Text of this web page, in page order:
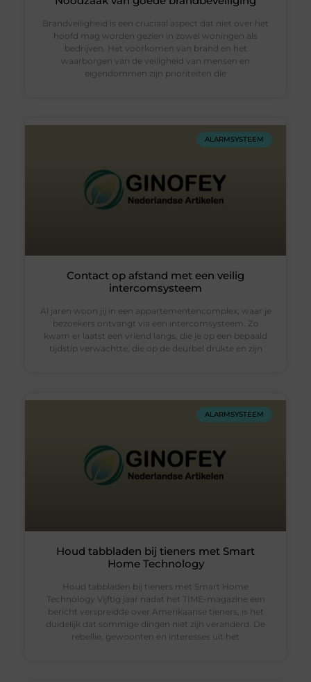
Brandveiligheid is een cruciaal aspect dat niet over het
hoofd mag worden gezien in zowel woningen als
bedrijven. Het voorkomen van brand en het
waarborgen van de veiligheid van mensen en
eigendommen zijn prioriteiten die
ALARMSYSTEEM
Contact op afstand met een veilig
intercomsysteem
Al jaren woon jij in een appartementencomplex, waar je
bezoekers ontvangt via een intercomsysteem. Zo
kwam er laatst een vriend langs, die je op een bepaald
tijdstip verwachtte, die op de deurbel drukte en zijn
ALARMSYSTEEM
Houd tabbladen bij tieners met Smart
Home Technology
Houd tabbladen bij tieners met Smart Home
Technology Vijftig jaar nadat het TIME-magazine een
bericht verspreidde over Amerikaanse tieners, is het
duidelijk dat sommige dingen niet zijn veranderd. De
rebellie, gewoonten en interesses uit het